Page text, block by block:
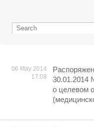
06 May 2014
17:08
30.01.2014
о целевом